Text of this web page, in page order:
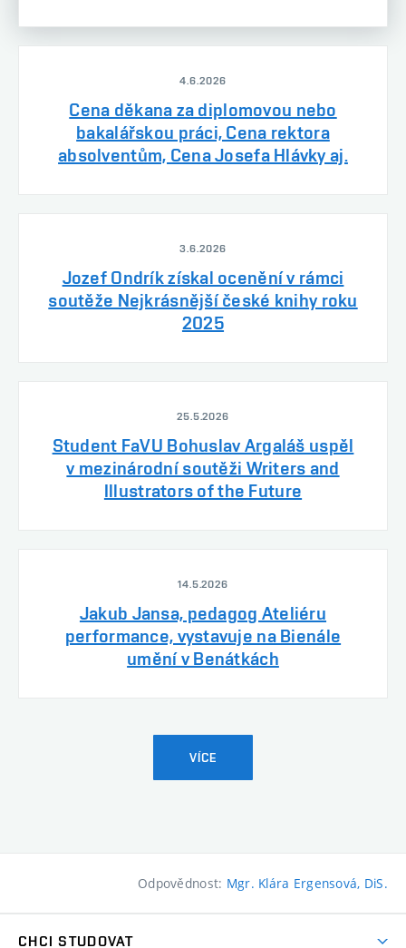
4.6.2026
Cena děkana za diplomovou nebo
bakalářskou práci, Cena rektora
absolventům, Cena Josefa Hlávky aj.
3.6.2026
Jozef Ondrík získal ocenění v rámci
soutěže Nejkrásnější české knihy roku
2025
25.5.2026
Student FaVU Bohuslav Argaláš uspěl
v mezinárodní soutěži Writers and
Illustrators of the Future
14.5.2026
Jakub Jansa, pedagog Ateliéru
performance, vystavuje na Bienále
umění v Benátkách
VÍCE
Odpovědnost: Mgr. Klára Ergensová, DiS.
CHCI STUDOVAT